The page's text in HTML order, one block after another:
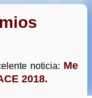
noticia: Me
2018.